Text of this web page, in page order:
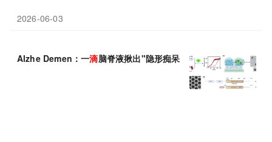
2026-06-03
Alzhe Demen：一滴脑脊液揪出"隐形痴呆"！单分子检测 TDP-